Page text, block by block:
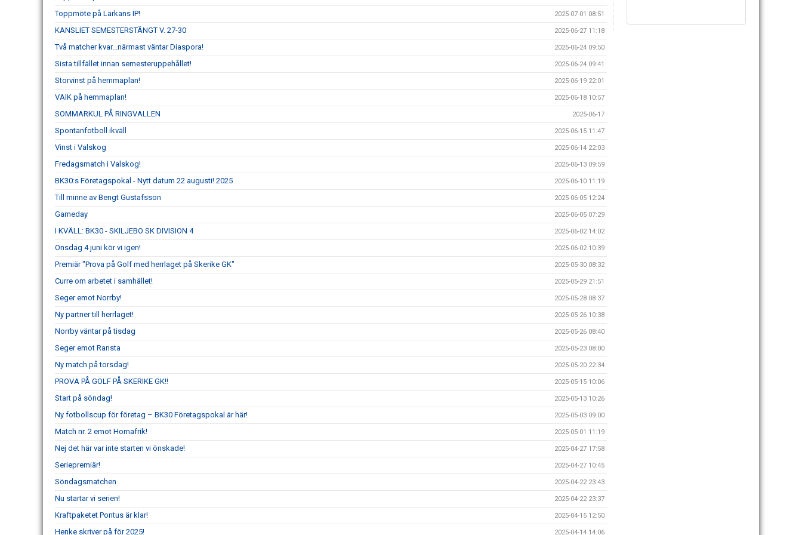
Toppmöte på Lärkans IP! 2025-07-01 08:51
KANSLIET SEMESTERSTÄNGT V. 27-30 2025-06-27 11:18
Två matcher kvar...närmast väntar Diaspora! 2025-06-24 09:50
Sista tillfället innan semesteruppehållet! 2025-06-24 09:41
Storvinst på hemmaplan! 2025-06-19 22:01
VAIK på hemmaplan! 2025-06-18 10:57
SOMMARKUL PÅ RINGVALLEN 2025-06-17
Spontanfotboll ikväll 2025-06-15 11:47
Vinst i Valskog 2025-06-14 22:03
Fredagsmatch i Valskog! 2025-06-13 09:59
BK30:s Företagspokal - Nytt datum 22 augusti! 2025 2025-06-10 11:19
Till minne av Bengt Gustafsson 2025-06-05 12:24
Gameday 2025-06-05 07:29
I KVÄLL: BK30 - SKILJEBO SK DIVISION 4 2025-06-02 14:02
Onsdag 4 juni kör vi igen! 2025-06-02 10:39
Premiär "Prova på Golf med herrlaget på Skerike GK" 2025-05-30 08:32
Curre om arbetet i samhället! 2025-05-29 21:51
Seger emot Norrby! 2025-05-28 08:37
Ny partner till herrlaget! 2025-05-26 10:38
Norrby väntar på tisdag 2025-05-26 08:40
Seger emot Ransta 2025-05-23 08:00
Ny match på torsdag! 2025-05-20 22:34
PROVA PÅ GOLF PÅ SKERIKE GK!! 2025-05-15 10:06
Start på söndag! 2025-05-13 10:26
Ny fotbollscup för företag – BK30 Företagspokal är här! 2025-05-03 09:00
Match nr. 2 emot Hornafrik! 2025-05-01 11:19
Nej det här var inte starten vi önskade! 2025-04-27 17:58
Seriepremiär! 2025-04-27 10:45
Söndagsmatchen 2025-04-22 23:43
Nu startar vi serien! 2025-04-22 23:37
Kraftpaketet Pontus är klar! 2025-04-15 12:50
Henke skriver på för 2025! 2025-04-14 14:06